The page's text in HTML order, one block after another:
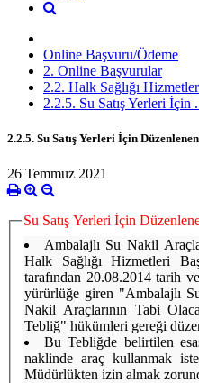
Online Başvuru/Ödeme
2. Online Başvurular
2.2. Halk Sağlığı
2.2.5. Su Satış Yerleri İçin
2.2.5. Su Satış Yerleri İçin
26 Temmuz 2021
Su Satış Yerleri İçin
Ambalajlı Su Nakil
Halk Sağlığı Hizmetleri
tarafından 20.08.2014 tarih
yürürlüğe giren "Ambalajlı
Nakil Araçlarının Tabi
Tebliğ" hükümleri gereği
Bu Tebliğde belirtilen
naklinde araç kullanmak
Müdürlükten izin almak